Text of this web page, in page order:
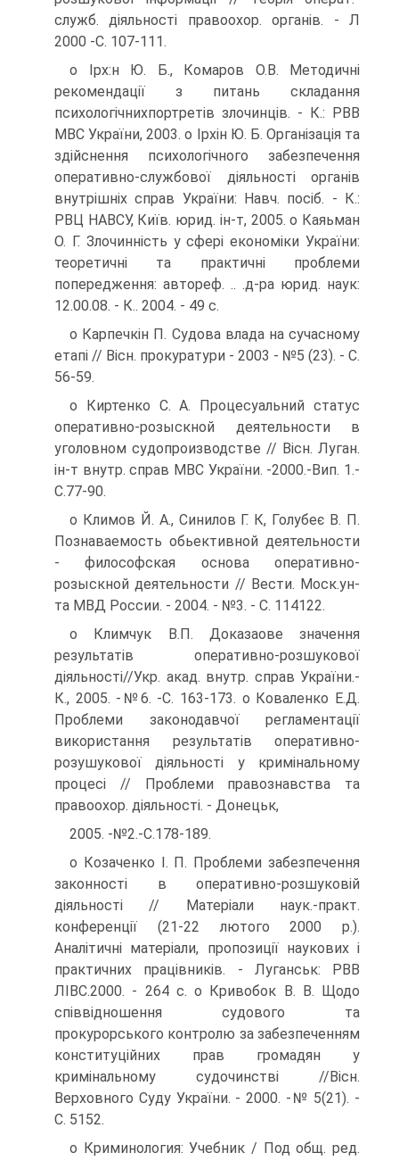
служб. діяльності правоохор. органів. - Л
2000 -С. 107-111.
о Ірх:н Ю. Б., Комаров О.В. Методичні
рекомендації з питань складання
психологічнихпортретів злочинців. - К.: РВВ
МВС України, 2003. о Ірхін Ю. Б. Організація та
здійснення психологічного забезпечення
оперативно-службової діяльності органів
внутрішніх справ України: Навч. посіб. - К.:
РВЦ НАВСУ, Київ. юрид. ін-т, 2005. о Каяьман
О. Г. Злочинність у сфері економіки України:
теоретичні та практичні проблеми
попередження: автореф. .. .д-ра юрид. наук:
12.00.08. - К.. 2004. - 49 с.
о Карпечкін П. Судова влада на сучасному
етапі // Вісн. прокуратури - 2003 - №5 (23). - С.
56-59.
о Киртенко С. А. Процесуальний статус
оперативно-розыскной деятельности в
уголовном судопроизводстве // Вісн. Луган.
ін-т внутр. справ МВС України. -2000.-Вип. 1.-
С.77-90.
о Климов Й. А., Синилов Г. К, Голубеє В. П.
Познаваемость обьективной деятельности
- философская основа оперативно-
розыскной деятельности // Вести. Моск.ун-
та МВД России. - 2004. - №3. - С. 114122.
о Климчук В.П. Доказаове значення
результатів оперативно-розшукової
діяльності//Укр. акад. внутр. справ України.-
К., 2005. -№6. -С. 163-173. о Коваленко Е.Д.
Проблеми законодавчої регламентації
використання результатів оперативно-
розушукової діяльності у кримінальному
процесі // Проблеми правознавства та
правоохор. діяльності. - Донецьк,
2005. -№2.-С.178-189.
о Козаченко І. П. Проблеми забезпечення
законності в оперативно-розшуковій
діяльності // Матеріали наук.-практ.
конференції (21-22 лютого 2000 р.).
Аналітичні матеріали, пропозиції наукових і
практичних працівників. - Луганськ: РВВ
ЛІВС.2000. - 264 с. о Кривобок В. В. Щодо
співвідношення судового та
прокурорського контролю за забезпеченням
конституційних прав громадян у
кримінальному судочинстві //Вісн.
Верховного Суду України. - 2000. -№ 5(21). -
С. 5152.
о Криминология: Учебник / Под общ. ред.